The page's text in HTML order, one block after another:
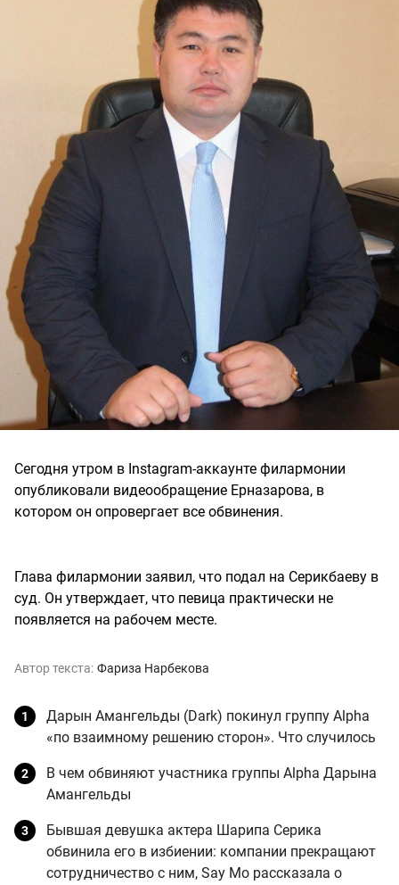
Сегодня утром в Instagram-аккаунте филармонии
опубликовали видеообращение Ерназарова, в
котором он опровергает все обвинения.
Глава филармонии заявил, что подал на Серикбаеву в
суд. Он утверждает, что певица практически не
появляется на рабочем месте.
Автор текста: Фариза Нарбекова
Дарын Амангельды (Dark) покинул группу Alpha
«по взаимному решению сторон». Что случилось
В чем обвиняют участника группы Alpha Дарына
Амангельды
Бывшая девушка актера Шарипа Серика
обвинила его в избиении: компании прекращают
сотрудничество с ним, Say Mo рассказала о